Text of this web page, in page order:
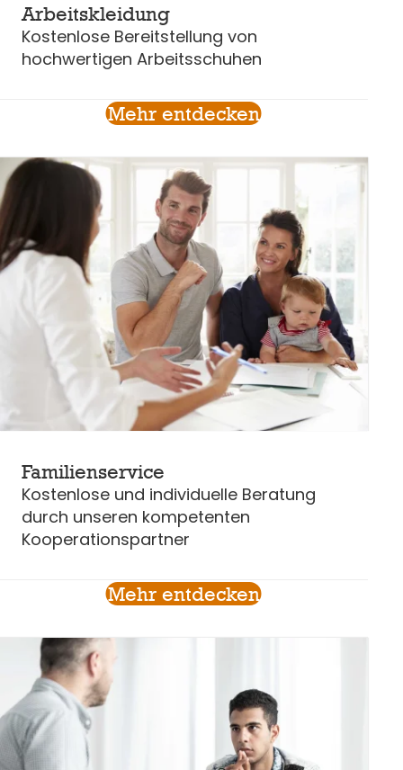
Arbeitskleidung
Kostenlose Bereitstellung von
hochwertigen Arbeitsschuhen
Mehr entdecken
Familienservice
Kostenlose und individuelle Beratung
durch unseren kompetenten
Kooperationspartner
Mehr entdecken